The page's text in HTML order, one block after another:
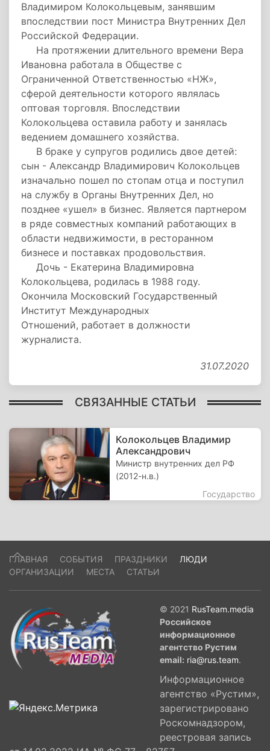
Владимиром Колокольцевым, занявшим
впоследствии пост Министра Внутренних Дел
Российской Федерации.
На протяжении длительного времени Вера
Ивановна работала в Обществе с
Ограниченной Ответственностью «НЖ»,
сферой деятельности которого являлась
оптовая торговля. Впоследствии
Колокольцева оставила работу и занялась
ведением домашнего хозяйства.
В браке у супругов родились двое детей:
сын - Александр Владимирович Колокольцев
изначально пошел по стопам отца и поступил
на службу в Органы Внутренних Дел, но
позднее «ушел» в бизнес. Является партнером
в ряде совместных компаний работающих в
области недвижимости, в ресторанном
бизнесе и поставках продовольствия.
Дочь - Екатерина Владимировна
Колокольцева, родилась в 1988 году.
Окончила Московский Государственный
Институт Международных
Отношений, работает в должности
журналиста.
31.07.2020
СВЯЗАННЫЕ СТАТЬИ
Колокольцев Владимир
Александрович
Министр внутренних дел РФ
(2012-н.в.)
Государство
ГЛАВНАЯ СОБЫТИЯ ПРАЗДНИКИ
ЛЮДИ
ОРГАНИЗАЦИИ
МЕСТА СТАТЬИ
© 2021 RusTeam.media
Российское
информационное
агентство Рустим
email: ria@rus.team.
Информационное
агентство «Рустим»,
зарегистрировано
Роскомнадзором,
реестровая запись